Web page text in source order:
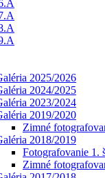
2025/2026
2024/2025
2023/2024
2019/2020
Zimné
2018/2019
Fotografovanie 1.
Zimné